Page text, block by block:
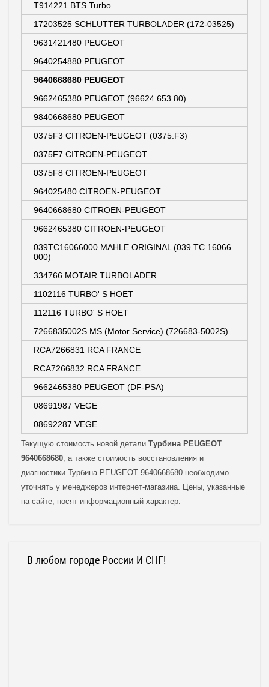
T914221 BTS Turbo
17203525 SCHLUTTER TURBOLADER (172-03525)
9631421480 PEUGEOT
9640254880 PEUGEOT
9640668680 PEUGEOT
9662465380 PEUGEOT (96624 653 80)
9840668680 PEUGEOT
0375F3 CITROEN-PEUGEOT (0375.F3)
0375F7 CITROEN-PEUGEOT
0375F8 CITROEN-PEUGEOT
964025480 CITROEN-PEUGEOT
9640668680 CITROEN-PEUGEOT
9662465380 CITROEN-PEUGEOT
039TC16066000 MAHLE ORIGINAL (039 TC 16066
000)
334766 MOTAIR TURBOLADER
1102116 TURBO' S HOET
112116 TURBO' S HOET
7266835002S MS (Motor Service) (726683-5002S)
RCA7266831 RCA FRANCE
RCA7266832 RCA FRANCE
9662465380 PEUGEOT (DF-PSA)
08691987 VEGE
08692287 VEGE
Текущую стоимость новой детали Турбина PEUGEOT
9640668680, а также стоимость восстановления и
диагностики Турбина PEUGEOT 9640668680 необходимо
уточнять у менеджеров интернет-магазина. Цены, указанные
на сайте, носят информационный характер.
В любом городе России И СНГ!